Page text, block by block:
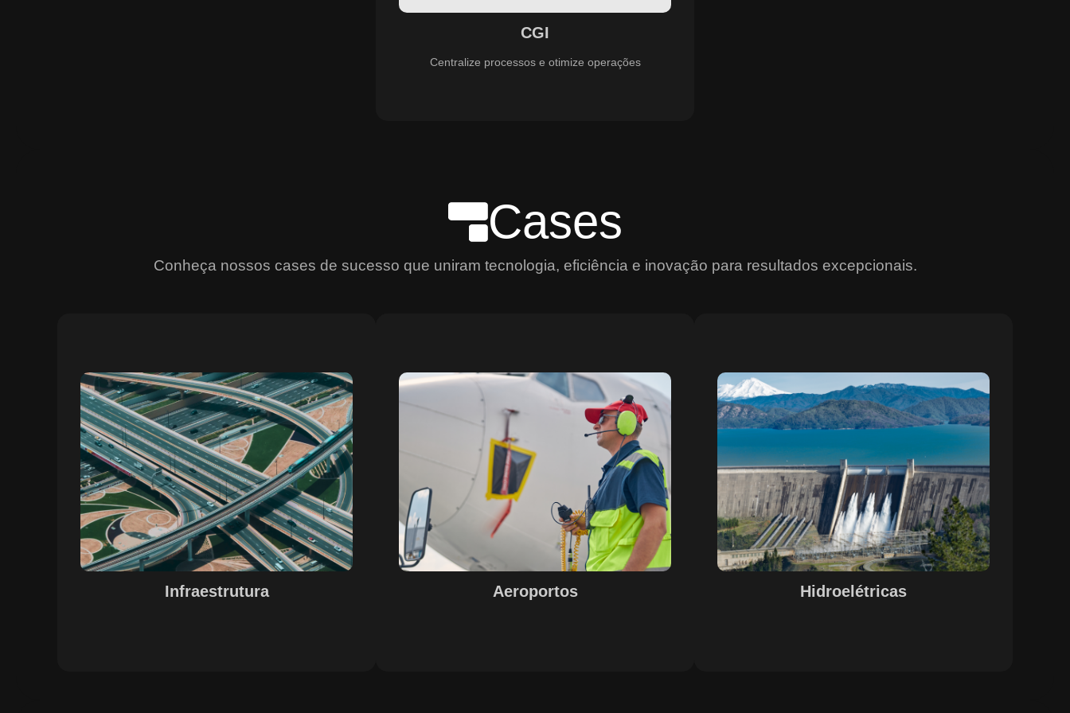
CGI
Centralize processos e otimize operações
Cases
Conheça nossos cases de sucesso que uniram tecnologia, eficiência e inovação para resultados excepcionais.
Infraestrutura
Sobre o Case Infraestrutura
A parceria no gerenciamento de infraestruturas urbanas
destacou a capacidade da SETE em personalizar
soluções tecnológicas para gestão pública. Com o apoio
do Regente e ferramentas de geoprocessamento,
sistemas foram desenvolvidos para o gerenciamento de
pavimentações, áreas verdes e redes de drenagem,
permitindo maior eficiência, controle e precisão na
execução das operações.
Aeroportos
Sobre o Case Aeroportos
A parceria entre SECURITY, EPS, Juiz de Fora e SETE,
com o suporte do Maestro, trouxe soluções inovadoras
para o sucesso na gestão e operação de aeroportos. A
implementação de tecnologias avançadas garantiu
eficiência e excelência nos resultados, com destaque
para o controle de acesso, limpeza e conservação,
segurança e otimização de processos operacionais. A
digitalização e automação de processos internos
proporcionaram agilidade e precisão nas operações.
Hidroelétricas
Sobre o Case Hidroelétricas
A parceria entre a EPS e a SETE, com o suporte do
Maestro, otimizou o controle de pessoal, documentação
e evidências de processos nas operações de
hidrelétricas. A centralização das informações e a
automação de processos garantiram uma gestão
integrada e eficiente, alinhada às necessidades do setor.
A solução proporcionou maior visibilidade, conformidade
legal e agilidade na gestão de recursos humanos e
operações, promovendo um ambiente de trabalho mais
estruturado e funcional.